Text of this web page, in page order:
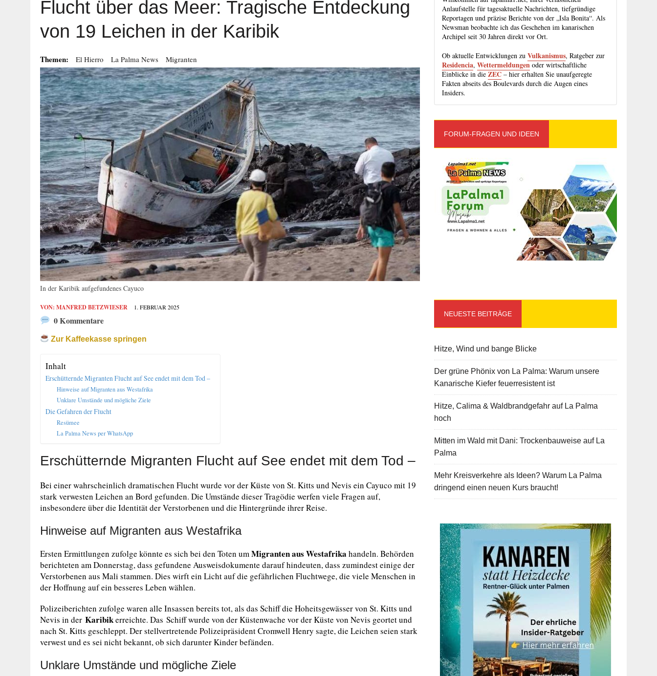
Flucht über das Meer: Tragische Entdeckung
von 19 Leichen in der Karibik
Themen: El Hierro La Palma News Migranten
In der Karibik aufgefundenes Cayuco
VON: MANFRED BETZWIESER 1. FEBRUAR 2025
0 Kommentare
Zur Kaffeekasse springen
Inhalt
Erschütternde Migranten Flucht auf See endet mit dem Tod –
Hinweise auf Migranten aus Westafrika
Unklare Umstände und mögliche Ziele
Die Gefahren der Flucht
Resümee
La Palma News per WhatsApp
Erschütternde Migranten Flucht auf See endet mit dem Tod –
Bei einer wahrscheinlich dramatischen Flucht wurde vor der Küste von St. Kitts und Nevis ein Cayuco mit 19
stark verwesten Leichen an Bord gefunden. Die Umstände dieser Tragödie werfen viele Fragen auf,
insbesondere über die Identität der Verstorbenen und die Hintergründe ihrer Reise.
Hinweise auf Migranten aus Westafrika
Ersten Ermittlungen zufolge könnte es sich bei den Toten umMigranten aus Westafrika handeln. Behörden
berichteten am Donnerstag, dass gefundene Ausweisdokumente darauf hindeuten, dass zumindest einige der
Verstorbenen aus Mali stammen. Dies wirft ein Licht auf die gefährlichen Fluchtwege, die viele Menschen in
der Hoffnung auf ein besseres Leben wählen.
Polizeiberichten zufolge waren alle Insassen bereits tot, als das Schiff die Hoheitsgewässer von St. Kitts und
Nevis in der Karibikerreichte. Das Schiff wurde von der Küstenwache vor der Küste von Nevis geortet und
nach St. Kitts geschleppt. Der stellvertretende Polizeipräsident Cromwell Henry sagte, die Leichen seien stark
verwest und es sei nicht bekannt, ob sich darunter Kinder befänden.
Unklare Umstände und mögliche Ziele
Anlaufstelle für tagesaktuelle Nachrichten, tiefgründige
Reportagen und präzise Berichte von der „Isla Bonita“. Als
Newsman beobachte ich das Geschehen im kanarischen
Archipel seit 30 Jahren direkt vor Ort.
Ob aktuelle Entwicklungen zuVulkanismus, Ratgeber zur
Residencia,Wettermeldungen oder wirtschaftliche
Einblicke in dieZEC – hier erhalten Sie unaufgeregte
Fakten abseits des Boulevards durch die Augen eines
Insiders.
FORUM-FRAGEN UND IDEEN
NEUESTE BEITRÄGE
Hitze, Wind und bange Blicke
Der grüne Phönix von La Palma: Warum unsere
Kanarische Kiefer feuerresistent ist
Hitze, Calima & Waldbrandgefahr auf La Palma
hoch
Mitten im Wald mit Dani: Trockenbauweise auf La
Palma
Mehr Kreisverkehre als Ideen? Warum La Palma
dringend einen neuen Kurs braucht!